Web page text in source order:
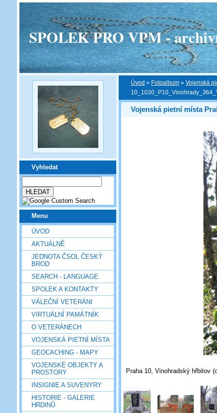
SPOLEK PRO VPM -
Vyhledat
Menu
ÚVOD
AKTUÁLNĚ
JEDNOTA ČSOL ČESKÝ
BROD
SEARCH - LANGUAGE
SPOLEK A KONTAKTY
VÁLEČNÍ VETERÁNI
VIRTUÁLNÍ PAMÁTNÍK
O VETERÁNECH
VOJENSKÁ PIETNÍ MÍSTA
GEOCACHING - MAPY
VOJENSKÉ OBJEKTY A
PROSTORY
INSIGNIE A SUVENYRY
HISTORIE - GALERIE
HRDINŮ
Úvod » Fotoalbum » Vojenská
Vojenská pietní místa
Praha 10, Vinohradský hřbitov